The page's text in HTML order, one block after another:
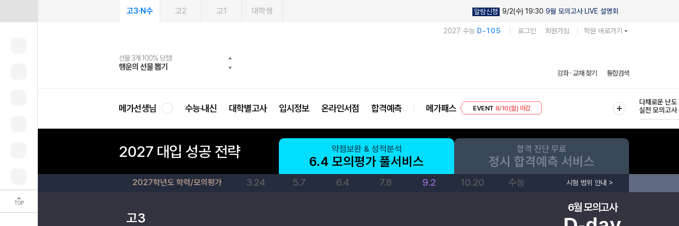
TOP
고3·N수 고2 고1 대학생 알람신청 9/2(수) 19:30 9월 모의고사 LIVE 설명회
2027 수능 D-105 로그인 회원가입 학원 바로가기
선물 3개 100% 당첨!
행운의 선물 뽑기
선물 100% 증정!
메가스터디 X 올리브
여름방학 스터디 캐시백
메가런 썸머스쿨
2027 러셀 단과
강사 공개선발
스마트러닝앱
설문 EVENT
메가패스
3일 무료 체험권
메가패스 수강생 무료혜택!
메가클럽 멤버십
사회공헌 캠페인
희망이룸 메가나눔
강좌 · 교재 찾기 통합검색
메가선생님 수능·내신 대학별고사 입시정보 온라인서점 합격예측 메가패스
EVENT 8/10(월) 마감
현우진의
킬링캠프 시즌
2027 대입 성공 전략 약점보완 & 성적분석
6.4 모의평가 풀서비스
합격 진단 무료
정시 합격예측 서비스
2027학년도 학력/모의평가 3.24 5.7 6.4 7.8 9.2 10.20 수능 시험 범위 안내 >
고3
6월 모의고사